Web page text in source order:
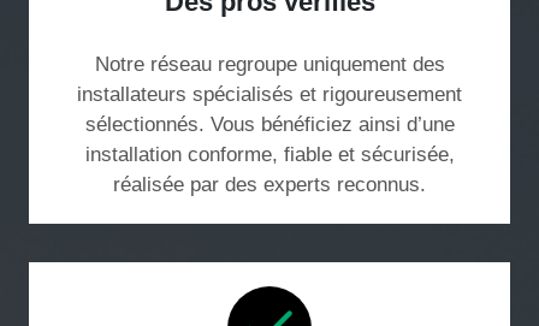
Notre réseau regroupe uniquement des
installateurs spécialisés et rigoureusement
sélectionnés. Vous bénéficiez ainsi d’une
installation conforme, fiable et sécurisée,
réalisée par des experts reconnus.